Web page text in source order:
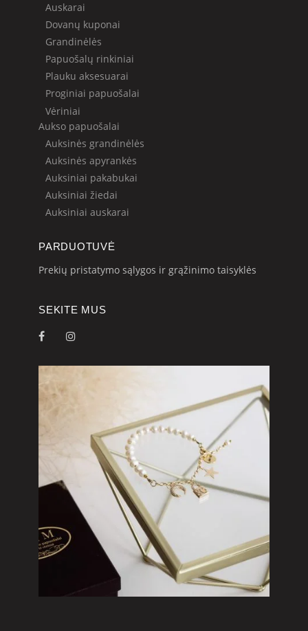
Auskarai
Dovanų kuponai
Grandinėlės
Papuošalų rinkiniai
Plauku aksesuarai
Proginiai papuošalai
Vėriniai
Aukso papuošalai
Auksinės grandinėlės
Auksinės apyrankės
Auksiniai pakabukai
Auksiniai žiedai
Auksiniai auskarai
PARDUOTUVĖ
Prekių pristatymo sąlygos ir grąžinimo taisyklės
SEKITE MUS